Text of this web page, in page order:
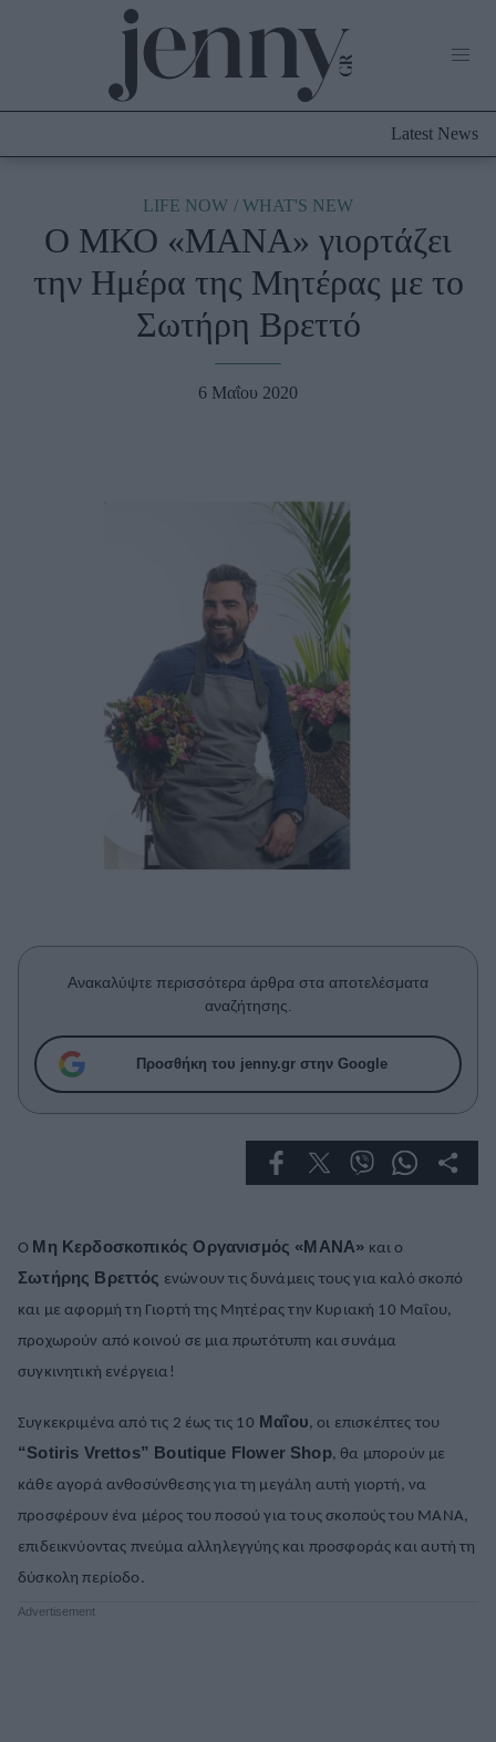
Culture
Fashion
Shopping
Beauty - Ομορφιά
Υγεία + Διατροφή
Σχέσεις & Σεξ
Woman Power
Πρόσωπα
Συνεντεύξεις
Who
True Stories
Ask the Guru
Living
Αφιερώματα
ΒΟΞ
Χωρίς Ταμπέλες
Latest News
LIFE NOW WHAT'S NEW
Ο ΜΚΟ «ΜΑΝΑ» γιορτάζει
την Ημέρα της Μητέρας με το
Σωτήρη Βρεττό
6 Μαΐου 2020
Ανακαλύψτε περισσότερα άρθρα στα αποτελέσματα
αναζήτησης.
Προσθήκη του jenny.gr στην Google
Ο Μη Κερδοσκοπικός Οργανισμός «ΜΑΝΑ» και ο
Σωτήρης Βρεττός ενώνουν τις δυνάμεις τους για καλό σκοπό
και με αφορμή τη Γιορτή της Μητέρας την Κυριακή 10 Μαΐου,
προχωρούν από κοινού σε μια πρωτότυπη και συνάμα
συγκινητική ενέργεια!
Συγκεκριμένα από τις 2 έως τις 10 Μαΐου, οι επισκέπτες του
“Sotiris Vrettos” Boutique Flower Shop, θα μπορούν με
κάθε αγορά ανθοσύνθεσης για τη μεγάλη αυτή γιορτή, να
προσφέρουν ένα μέρος του ποσού για τους σκοπούς του ΜΑΝΑ,
επιδεικνύοντας πνεύμα αλληλεγγύης και προσφοράς και αυτή τη
δύσκολη περίοδο.